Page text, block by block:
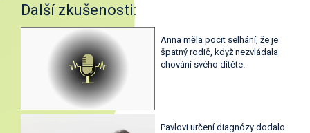
Další zkušenosti:
Anna měla pocit selhání, že je
špatný rodič, když nezvládala
chování svého dítěte.
Pavlovi určení diagnózy dodalo